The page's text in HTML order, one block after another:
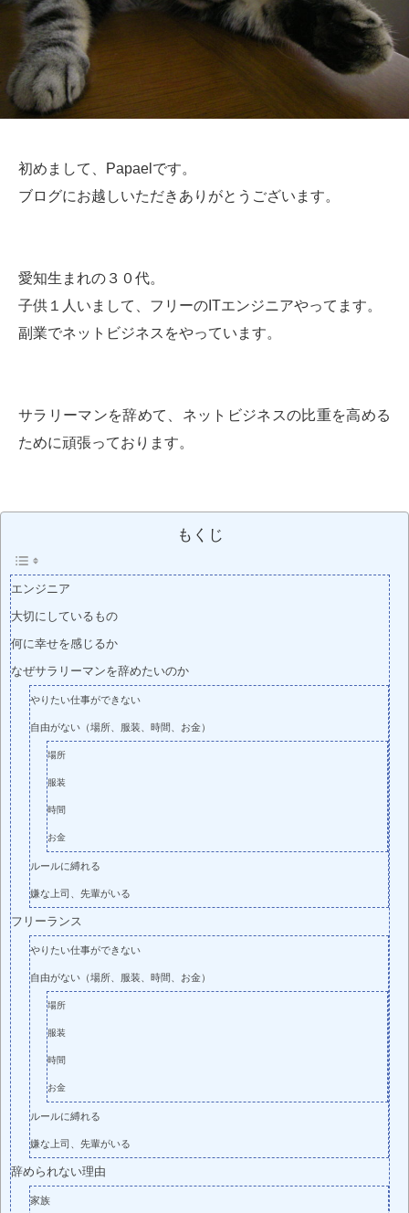
初めまして、Papaelです。
ブログにお越しいただきありがとうございます。
愛知生まれの３０代。
子供１人いまして、フリーのITエンジニアやってます。
副業でネットビジネスをやっています。
サラリーマンを辞めて、ネットビジネスの比重を高める
ために頑張っております。
もくじ
エンジニア
大切にしているもの
何に幸せを感じるか
なぜサラリーマンを辞めたいのか
やりたい仕事ができない
自由がない（場所、服装、時間、お金）
場所
服装
時間
お金
ルールに縛れる
嫌な上司、先輩がいる
フリーランス
やりたい仕事ができない
自由がない（場所、服装、時間、お金）
場所
服装
時間
お金
ルールに縛れる
嫌な上司、先輩がいる
辞められない理由
家族